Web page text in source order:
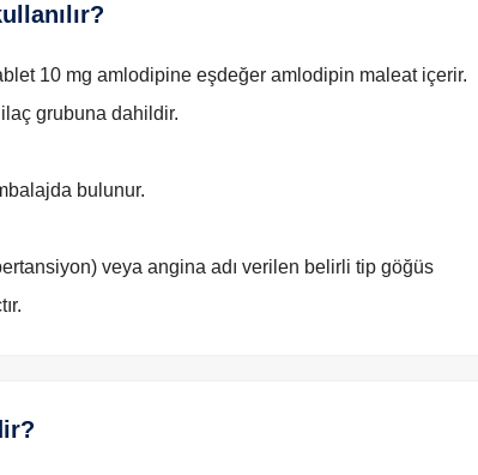
10 mg amlodipine eşdeğer amlodipin maleat içerir.
grubuna dahildir.
bulunur.
veya angina adı verilen belirli tip göğüs